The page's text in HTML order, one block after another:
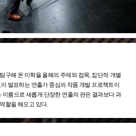
구해 온 미학을 올해의 주제와 접목, 집단적·개별
발표하는 연출가 중심의 작품 개발 프로젝트이
이름으로 새롭게 단장한 연출의 판은 결과보다 과
할을 해오고 있다.